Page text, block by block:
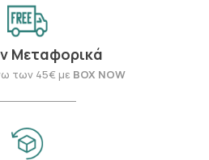
Μεταφορικά
των 45€ με BOX NOW